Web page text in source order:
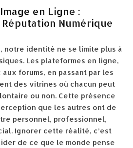
en Ligne :
Numérique
notre identité ne se limite plus à
Les plateformes en ligne,
forums, en passant par les
des vitrines où chacun peut
ou non. Cette présence
que les autres ont de
personnel, professionnel,
Ignorer cette réalité, c’est
de ce que le monde pense